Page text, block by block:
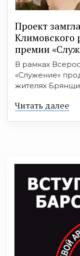
Проект
Климовского
премии
В рамках
«Служение»
жителях
Читать далее